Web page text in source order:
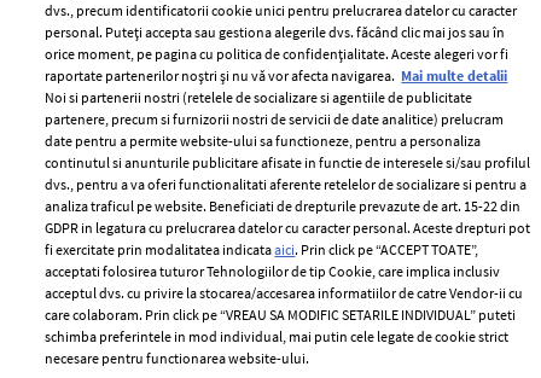
Crema de ochi pe baza de ceai alb si
avocado de la Sabon
SABON 10 octombrie 2011
dvs., precum identificatorii cookie unici pentru prelucrarea datelor cu caracter
personal. Puteți accepta sau gestiona alegerile dvs. făcând clic mai jos sau în
orice moment, pe pagina cu politica de confidențialitate. Aceste alegeri vor fi
raportate partenerilor noștri și nu vă vor afecta navigarea. Mai multe detalii
Noi si partenerii nostri (retelele de socializare si agentiile de publicitate
partenere, precum si furnizorii nostri de servicii de date analitice) prelucram
date pentru a permite website-ului sa functioneze, pentru a personaliza
continutul si anunturile publicitare afisate in functie de interesele si/sau profilul
dvs., pentru a va oferi functionalitati aferente retelelor de socializare si pentru a
analiza traficul pe website. Beneficiati de drepturile prevazute de art. 15-22 din
GDPR in legatura cu prelucrarea datelor cu caracter personal. Aceste drepturi pot
fi exercitate prin modalitatea indicataaici. Prin click pe “ACCEPT TOATE”,
acceptati folosirea tuturor Tehnologiilor de tip Cookie, care implica inclusiv
acceptul dvs. cu privire la stocarea/accesarea informatiilor de catre Vendor-ii cu
care colaboram. Prin click pe “VREAU SA MODIFIC SETARILE INDIVIDUAL” puteti
schimba preferintele in mod individual, mai putin cele legate de cookie strict
necesare pentru functionarea website-ului.